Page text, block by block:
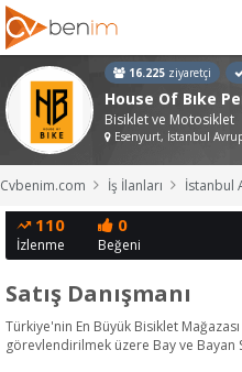
16.225 ziyaretçi
Bisiklet ve Motosiklet
Esenyurt, İstanbul
Cvbenim.com İş İlanları İstanbul
110
İzlenme
0
Beğeni
Satış Danışmanı
Türkiye'nin En Büyük Bisiklet
görevlendirilmek üzere Bay ve Bayan